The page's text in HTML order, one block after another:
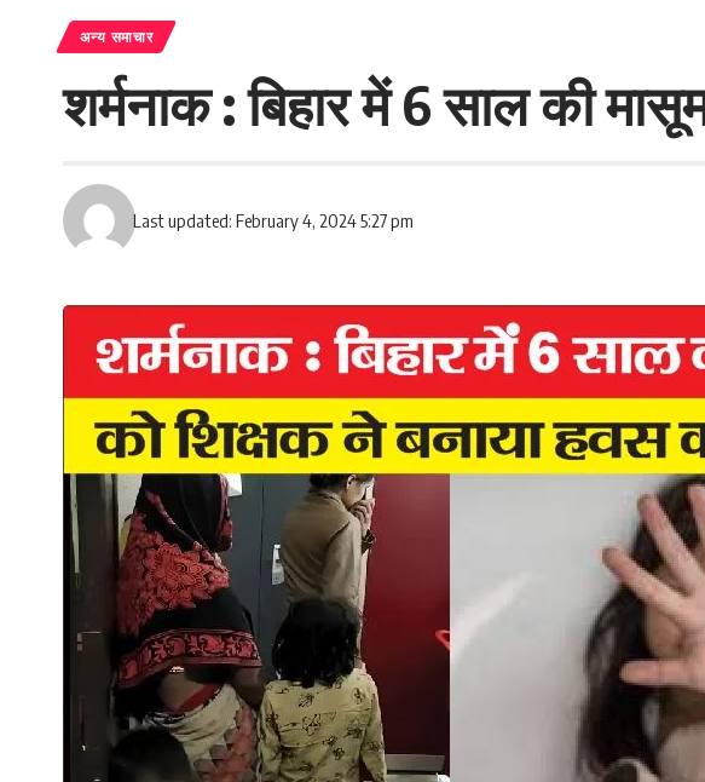
अन्य समाचार
शर्मनाक : बिहार में 6 साल की
Last updated: February 4, 2024 5:27 pm